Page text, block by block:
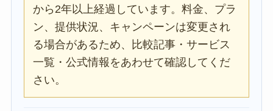
から2年以上経過しています。料金、プラ
ン、提供状況、キャンペーンは変更され
る場合があるため、比較記事・サービス
一覧・公式情報をあわせて確認してくだ
さい。